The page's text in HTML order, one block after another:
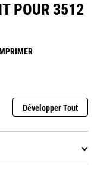
POUR 3512
Développer Tout